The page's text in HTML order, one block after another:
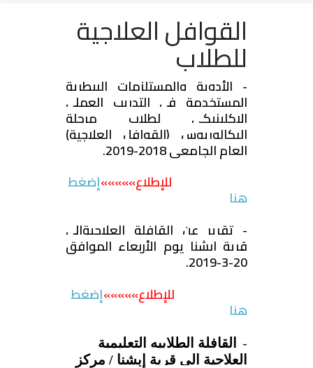
القوافل العلاجية
للطلاب
- الأدوية والمستلزمات البيطرية
المستخدمة فى التدريب العملى
الإكلينيكى لطلاب مرحلة
البكالوريوس (القوافل العلاجية)
العام الجامعى 2018-2019.
للإطلاع»»
»
»
»إضغط
هنا
- تقرير عن القافلة العلاجيةالى
قرية ابشنا يوم الأربعاء الموافق
20-3-2019.
للإطلاع»»
»
»
»إضغط
هنا
-
القافلة الطلابيه التعليمية
العلاجية الى قرية إبشنا / مركز